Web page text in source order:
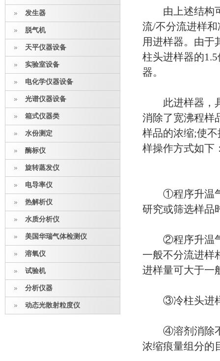
发生器
脱气机
天平仪器设备
实验室设备
电化学仪器设备
光谱仪器设备
箱式仪器类
水份测定
酶标仪
旋转蒸发仪
电导率仪
热解析仪
水质分析仪
美国华瑞气体检测仪
溶氧仪
试验机
分析仪器
动态光散射粒度仪
由上述结构可
流/不分流进样
用进样器。由于
柱头进样器的
器。
此进样器，具
消除了宽沸程样
样品的浓缩;使
样操作方式如下
①程序升温气
研究或筛选样品
②程序升温气
一般不分流进样
进样量可大于一
③冷柱头进样
④溶剂消除不
浓缩痕量组分的